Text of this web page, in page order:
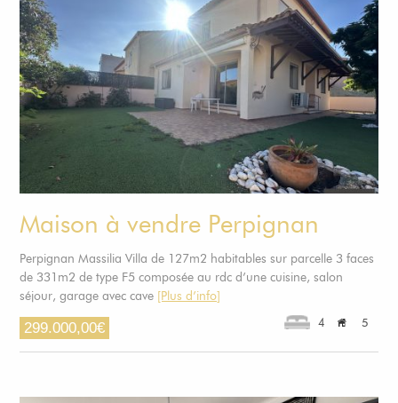
Maison à vendre Perpignan
Perpignan Massilia Villa de 127m2 habitables sur parcelle 3 faces
de 331m2 de type F5 composée au rdc d’une cuisine, salon
séjour, garage avec cave [Plus d’info]
4 5
299.000,00€